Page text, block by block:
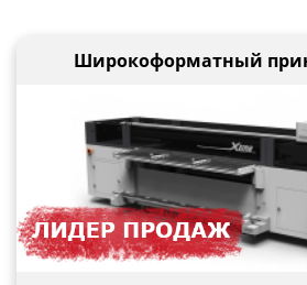
Принтеры для печати на холстах
Принтеры для картона и упаковки
Широкоформатные принтеры для
Принтеры для печати по пластику
Широкоформатный